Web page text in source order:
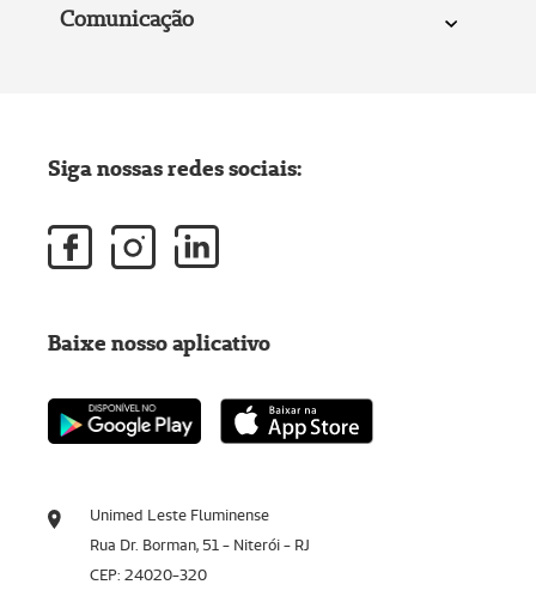
Comunicação
Unimed Leste Fluminense
Rua Dr. Borman, 51 - Niterói - RJ
CEP: 24020-320
Siga nossas redes sociais:
Baixe nosso aplicativo